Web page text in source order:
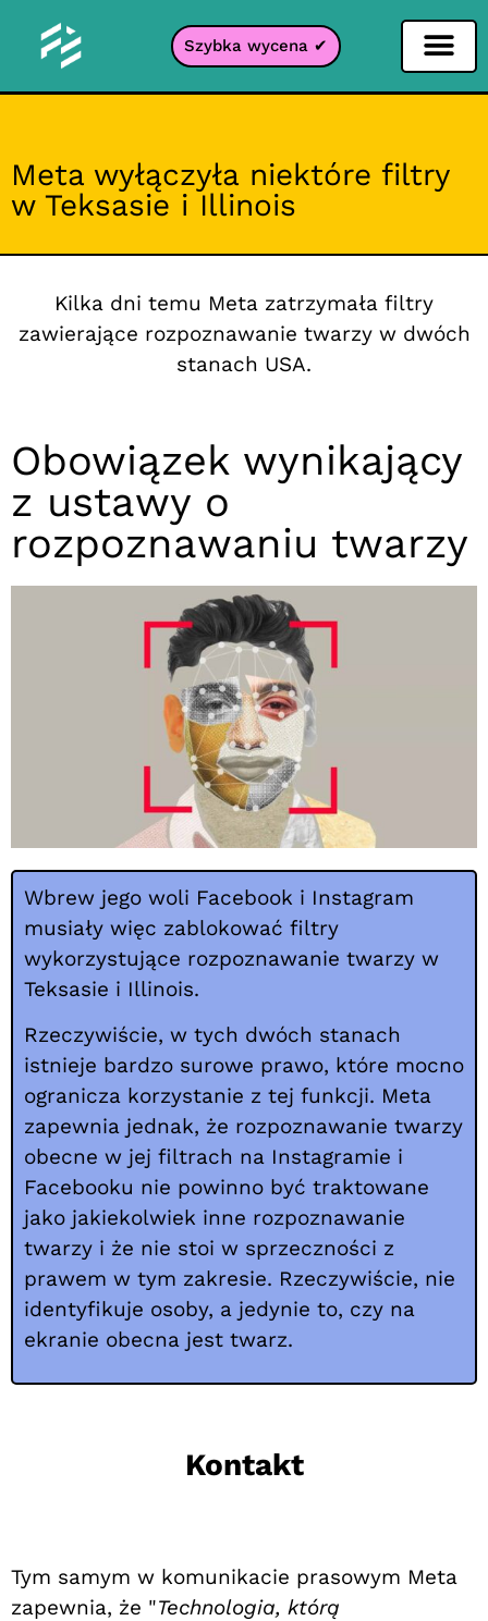
Szybka wycena ✔
Meta wyłączyła niektóre filtry
w Teksasie i Illinois
Kilka dni temu Meta zatrzymała filtry
zawierające rozpoznawanie twarzy w dwóch
stanach USA.
Obowiązek wynikający
z ustawy o
rozpoznawaniu twarzy
Wbrew jego woli Facebook i Instagram
musiały więc zablokować filtry
wykorzystujące rozpoznawanie twarzy w
Teksasie i Illinois.
Rzeczywiście, w tych dwóch stanach
istnieje bardzo surowe prawo, które mocno
ogranicza korzystanie z tej funkcji. Meta
zapewnia jednak, że rozpoznawanie twarzy
obecne w jej filtrach na Instagramie i
Facebooku nie powinno być traktowane
jako jakiekolwiek inne rozpoznawanie
twarzy i że nie stoi w sprzeczności z
prawem w tym zakresie. Rzeczywiście, nie
identyfikuje osoby, a jedynie to, czy na
ekranie obecna jest twarz.
Kontakt
Tym samym w komunikacie prasowym Meta
zapewnia, że "Technologia, którą